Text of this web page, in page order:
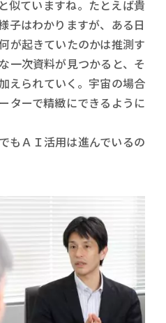
ていますね。たとえば貴
子はわかりますが、ある日
が起きていたのかは推測す
一次資料が見つかると、そ
えられていく。宇宙の場合
ターで精緻にできるように
もＡＩ活用は進んでいるの